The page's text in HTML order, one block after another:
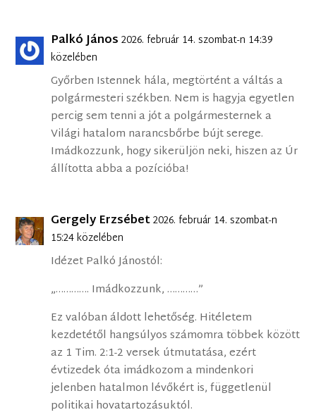
Palkó János 2026. február 14. szombat-n 14:39
közelében
Győrben Istennek hála, megtörtént a váltás a
polgármesteri székben. Nem is hagyja egyetlen
percig sem tenni a jót a polgármesternek a
Világi hatalom narancsbőrbe bújt serege.
Imádkozzunk, hogy sikerüljön neki, hiszen az Úr
állította abba a pozícióba!
Gergely Erzsébet2026. február 14. szombat-n
15:24 közelében
Idézet Palkó Jánostól:
„…………. Imádkozzunk, …………”
Ez valóban áldott lehetőség. Hitéletem
kezdetétől hangsúlyos számomra többek között
az 1 Tim. 2:1-2 versek útmutatása, ezért
évtizedek óta imádkozom a mindenkori
jelenben hatalmon lévőkért is, függetlenül
politikai hovatartozásuktól.